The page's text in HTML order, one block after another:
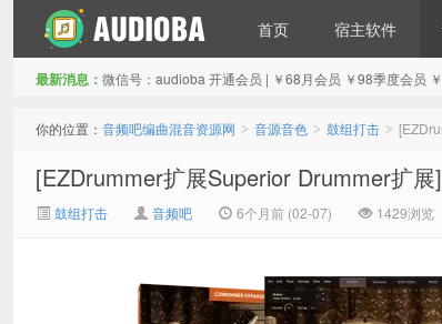
首页 宿主软件
最新消息： 微信号：audioba 开通会员 | ￥68月会员 ￥98季度会员
你的位置： 音频吧编曲混音资源网 > 音源音色 > 鼓组打击 >
[EZDrummer扩展Superior Drummer扩
鼓组打击 音频吧 6个月前 (02-07) 1429浏览